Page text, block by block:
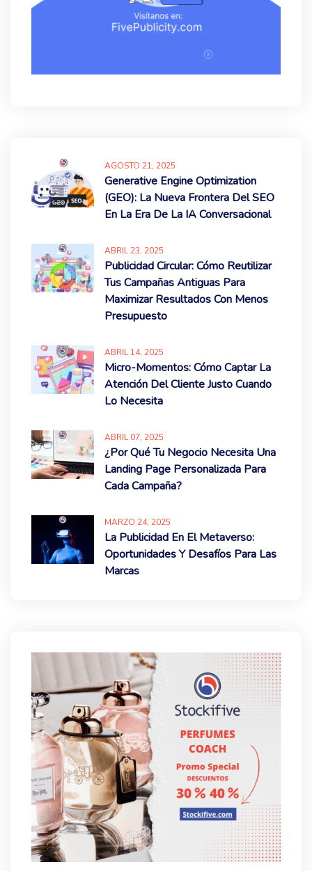
AGOSTO 21, 2025
Generative Engine Optimization
(GEO): La Nueva Frontera Del SEO
En La Era De La IA Conversacional
ABRIL23, 2025
Publicidad Circular: Cómo Reutilizar
Tus Campañas Antiguas Para
Maximizar Resultados Con Menos
Presupuesto
ABRIL14, 2025
Micro-Momentos: Cómo Captar La
Atención Del Cliente Justo Cuando
Lo Necesita
ABRIL07, 2025
¿Por Qué Tu Negocio Necesita Una
Landing Page Personalizada Para
Cada Campaña?
MARZO 24, 2025
La Publicidad En El Metaverso:
Oportunidades Y Desafíos Para Las
Marcas